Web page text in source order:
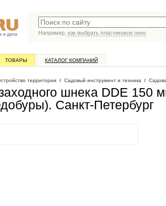
и дача
Например, как выбрать пластиковое окно
ТОВАРЫ КАТАЛОГ КОМПАНИЙ
территории / Садовый инструмент и техника /
шнека DDE 150
. Санкт-Петербург